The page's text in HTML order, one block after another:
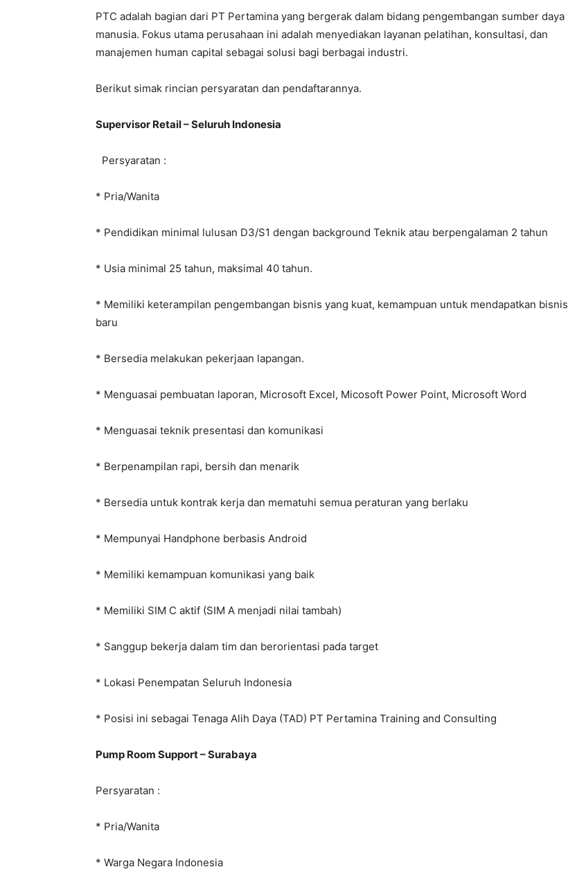
PTC adalah bagian dari PT Pertamina yang bergerak dalam bidang pengembangan sumber daya
manusia. Fokus utama perusahaan ini adalah menyediakan layanan pelatihan, konsultasi, dan
manajemen human capital sebagai solusi bagi berbagai industri.
Berikut simak rincian persyaratan dan pendaftarannya.
Supervisor Retail – Seluruh Indonesia
Persyaratan :
* Pria/Wanita
* Pendidikan minimal lulusan D3/S1 dengan background Teknik atau berpengalaman 2 tahun
* Usia minimal 25 tahun, maksimal 40 tahun.
* Memiliki keterampilan pengembangan bisnis yang kuat, kemampuan untuk mendapatkan bisnis
baru
* Bersedia melakukan pekerjaan lapangan.
* Menguasai pembuatan laporan, Microsoft Excel, Micosoft Power Point, Microsoft Word
* Menguasai teknik presentasi dan komunikasi
* Berpenampilan rapi, bersih dan menarik
* Bersedia untuk kontrak kerja dan mematuhi semua peraturan yang berlaku
* Mempunyai Handphone berbasis Android
* Memiliki kemampuan komunikasi yang baik
* Memiliki SIM C aktif (SIM A menjadi nilai tambah)
* Sanggup bekerja dalam tim dan berorientasi pada target
* Lokasi Penempatan Seluruh Indonesia
* Posisi ini sebagai Tenaga Alih Daya (TAD) PT Pertamina Training and Consulting
Pump Room Support – Surabaya
Persyaratan :
* Pria/Wanita
* Warga Negara Indonesia